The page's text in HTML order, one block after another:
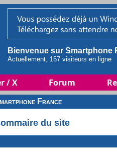
Bienvenue sur Smartphone
Actuellement, 157 visiteurs en ligne
/ X Forum
France
du site